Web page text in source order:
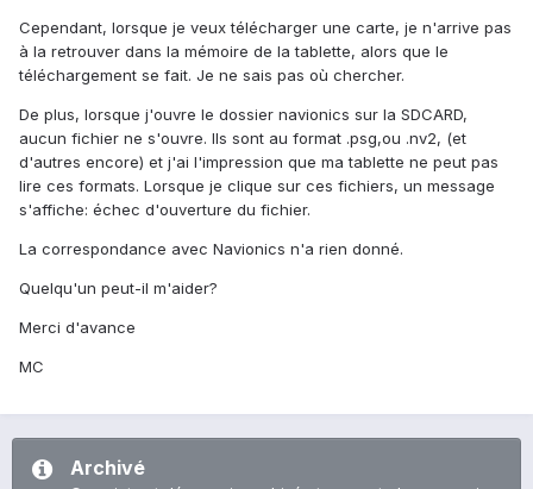
Cependant, lorsque je veux télécharger une carte, je n'arrive pas
à la retrouver dans la mémoire de la tablette, alors que le
téléchargement se fait. Je ne sais pas où chercher.
De plus, lorsque j'ouvre le dossier navionics sur la SDCARD,
aucun fichier ne s'ouvre. Ils sont au format .psg,ou .nv2, (et
d'autres encore) et j'ai l'impression que ma tablette ne peut pas
lire ces formats. Lorsque je clique sur ces fichiers, un message
s'affiche: échec d'ouverture du fichier.
La correspondance avec Navionics n'a rien donné.
Quelqu'un peut-il m'aider?
Merci d'avance
MC
Archivé